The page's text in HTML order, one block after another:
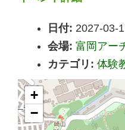
日付: 2027-03-
会場: 富岡アー
カテゴリ: 体験
+
−